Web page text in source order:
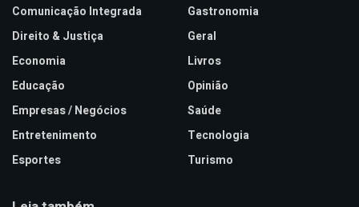
Comunicação Integrada
Direito & Justiça
Economia
Educação
Empresas / Negócios
Entretenimento
Esportes
Gastronomia
Geral
Livros
Opinião
Saúde
Tecnologia
Turismo